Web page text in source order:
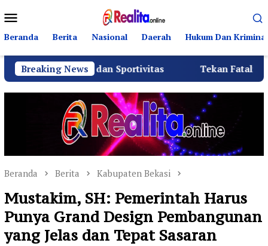
ke
kontenMobile
Beranda Berita Nasional Daerah Hukum Dan Kriminal
Breaking News
dan Sportivitas Tekan Fatalitas Kecelakaan,
Beranda Berita Kabupaten Bekasi
Mustakim, SH: Pemerintah Harus
Punya Grand Design Pembangunan
yang Jelas dan Tepat Sasaran